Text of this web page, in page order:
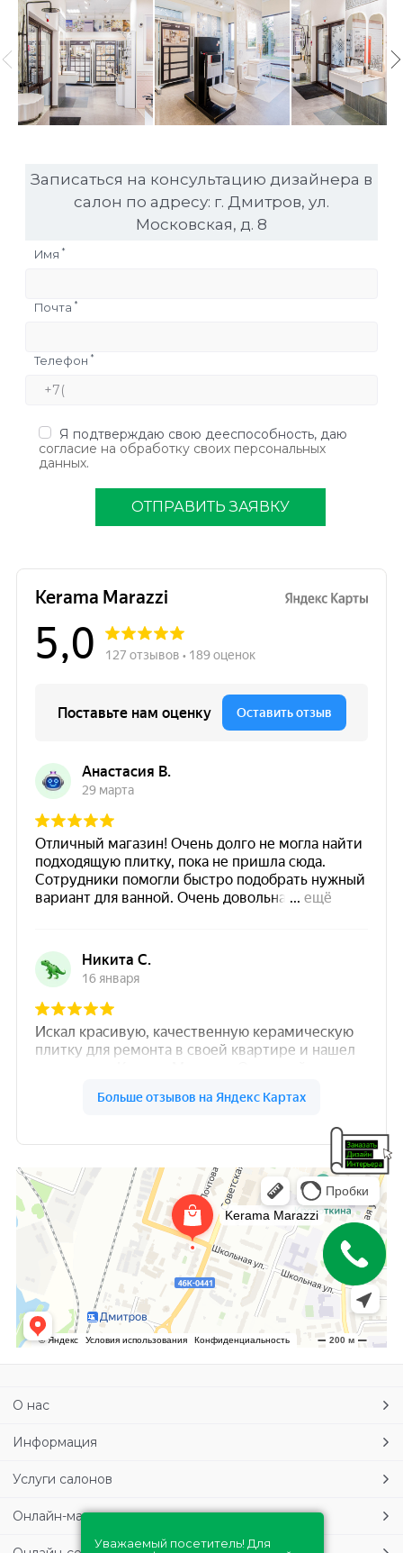
Записаться на консультацию дизайнера в
салон по адресу: г. Дмитров, ул.
Московская, д. 8
Имя *
Почта *
Телефон *
Я подтверждаю свою дееспособность, даю
согласие на обработку своих персональных
данных.
ОТПРАВИТЬ ЗАЯВКУ
О нас
Информация
Услуги салонов
Онлайн-магазин
Уважаемый посетитель! Для